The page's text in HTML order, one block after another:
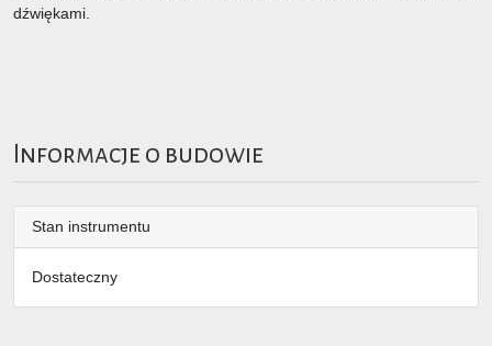
dźwiękami.
Informacje o budowie
Stan instrumentu
Dostateczny